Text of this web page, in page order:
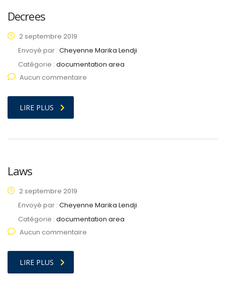
Decrees
2 septembre 2019
Envoyé par : Cheyenne Marika Lendji
Catégorie : documentation area
Aucun commentaire
LIRE PLUS
Laws
2 septembre 2019
Envoyé par : Cheyenne Marika Lendji
Catégorie : documentation area
Aucun commentaire
LIRE PLUS